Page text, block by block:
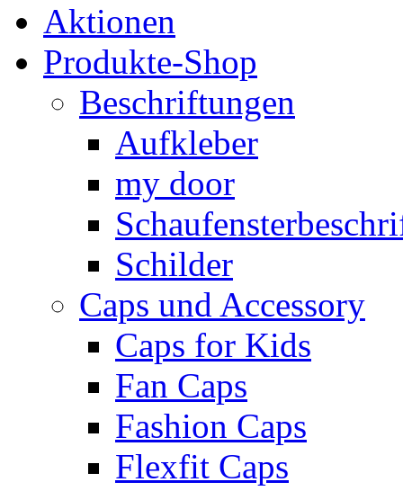
Aktionen
Produkte-Shop
Beschriftungen
Aufkleber
my door
Schilder
Caps und Accessory
Caps for Kids
Fan Caps
Fashion Caps
Flexfit Caps